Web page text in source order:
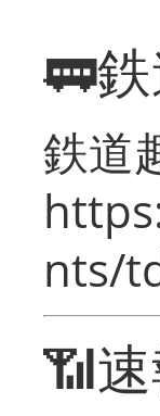
🚃
鉄道
nts/
📶